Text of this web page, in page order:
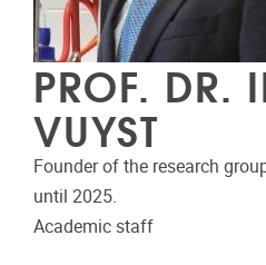
PROF. DR.
VUYST
Founder of the research
until 2025.
Academic staff